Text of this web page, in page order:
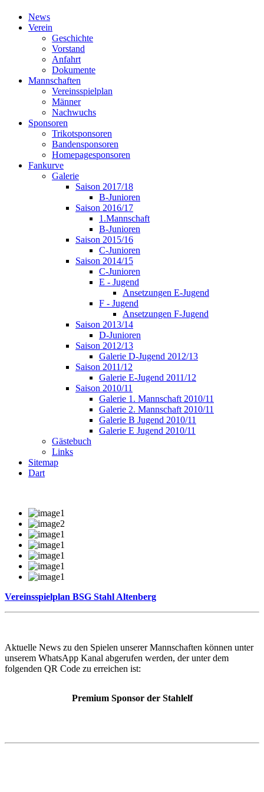
News
Verein
Geschichte
Vorstand
Anfahrt
Dokumente
Mannschaften
Vereinsspielplan
Männer
Nachwuchs
Sponsoren
Trikotsponsoren
Bandensponsoren
Homepagesponsoren
Fankurve
Galerie
Saison 2017/18
B-Junioren
Saison 2016/17
1.Mannschaft
B-Junioren
Saison 2015/16
C-Junioren
Saison 2014/15
C-Junioren
E - Jugend
Ansetzungen E-Jugend
F - Jugend
Ansetzungen F-Jugend
Saison 2013/14
D-Junioren
Saison 2012/13
Galerie D-Jugend 2012/13
Saison 2011/12
Galerie E-Jugend 2011/12
Saison 2010/11
Galerie 1. Mannschaft 2010/11
Galerie 2. Mannschaft 2010/11
Galerie B Jugend 2010/11
Galerie E Jugend 2010/11
Gästebuch
Links
Sitemap
Dart
Vereinsspielplan BSG Stahl Altenberg
Aktuelle News zu den Spielen unserer Mannschaften können unter
unserem WhatsApp Kanal abgerufen werden, der unter dem
folgenden QR Code zu erreichen ist:
Premium Sponsor der Stahlelf